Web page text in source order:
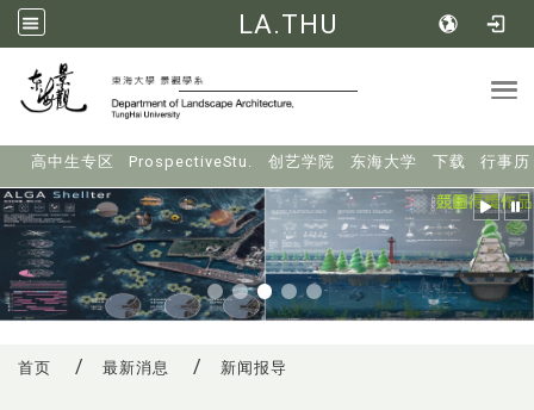
LA.THU
高中生专区 ProspectiveStu. 创艺学院 东海大学 下载 行事历
首页 最新消息 新闻报导